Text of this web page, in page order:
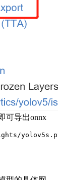
可导出onnx
/yolov5s .